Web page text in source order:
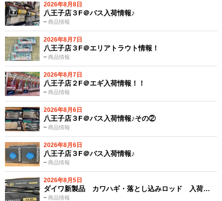
2026年8月8日
商品情報
八王子店３F＠バス入荷情報♪
2026年8月7日
商品情報
八王子店３F＠エリアトラウト情報！
2026年8月7日
商品情報
八王子店２F＠エギ入荷情報！！
2026年8月6日
商品情報
八王子店３F＠バス入荷情報♪その②
2026年8月6日
商品情報
八王子店３F＠バス入荷情報♪
2026年8月5日
商品情報
ダイワ新製品 カワハギ・落とし込みロッド 入荷…